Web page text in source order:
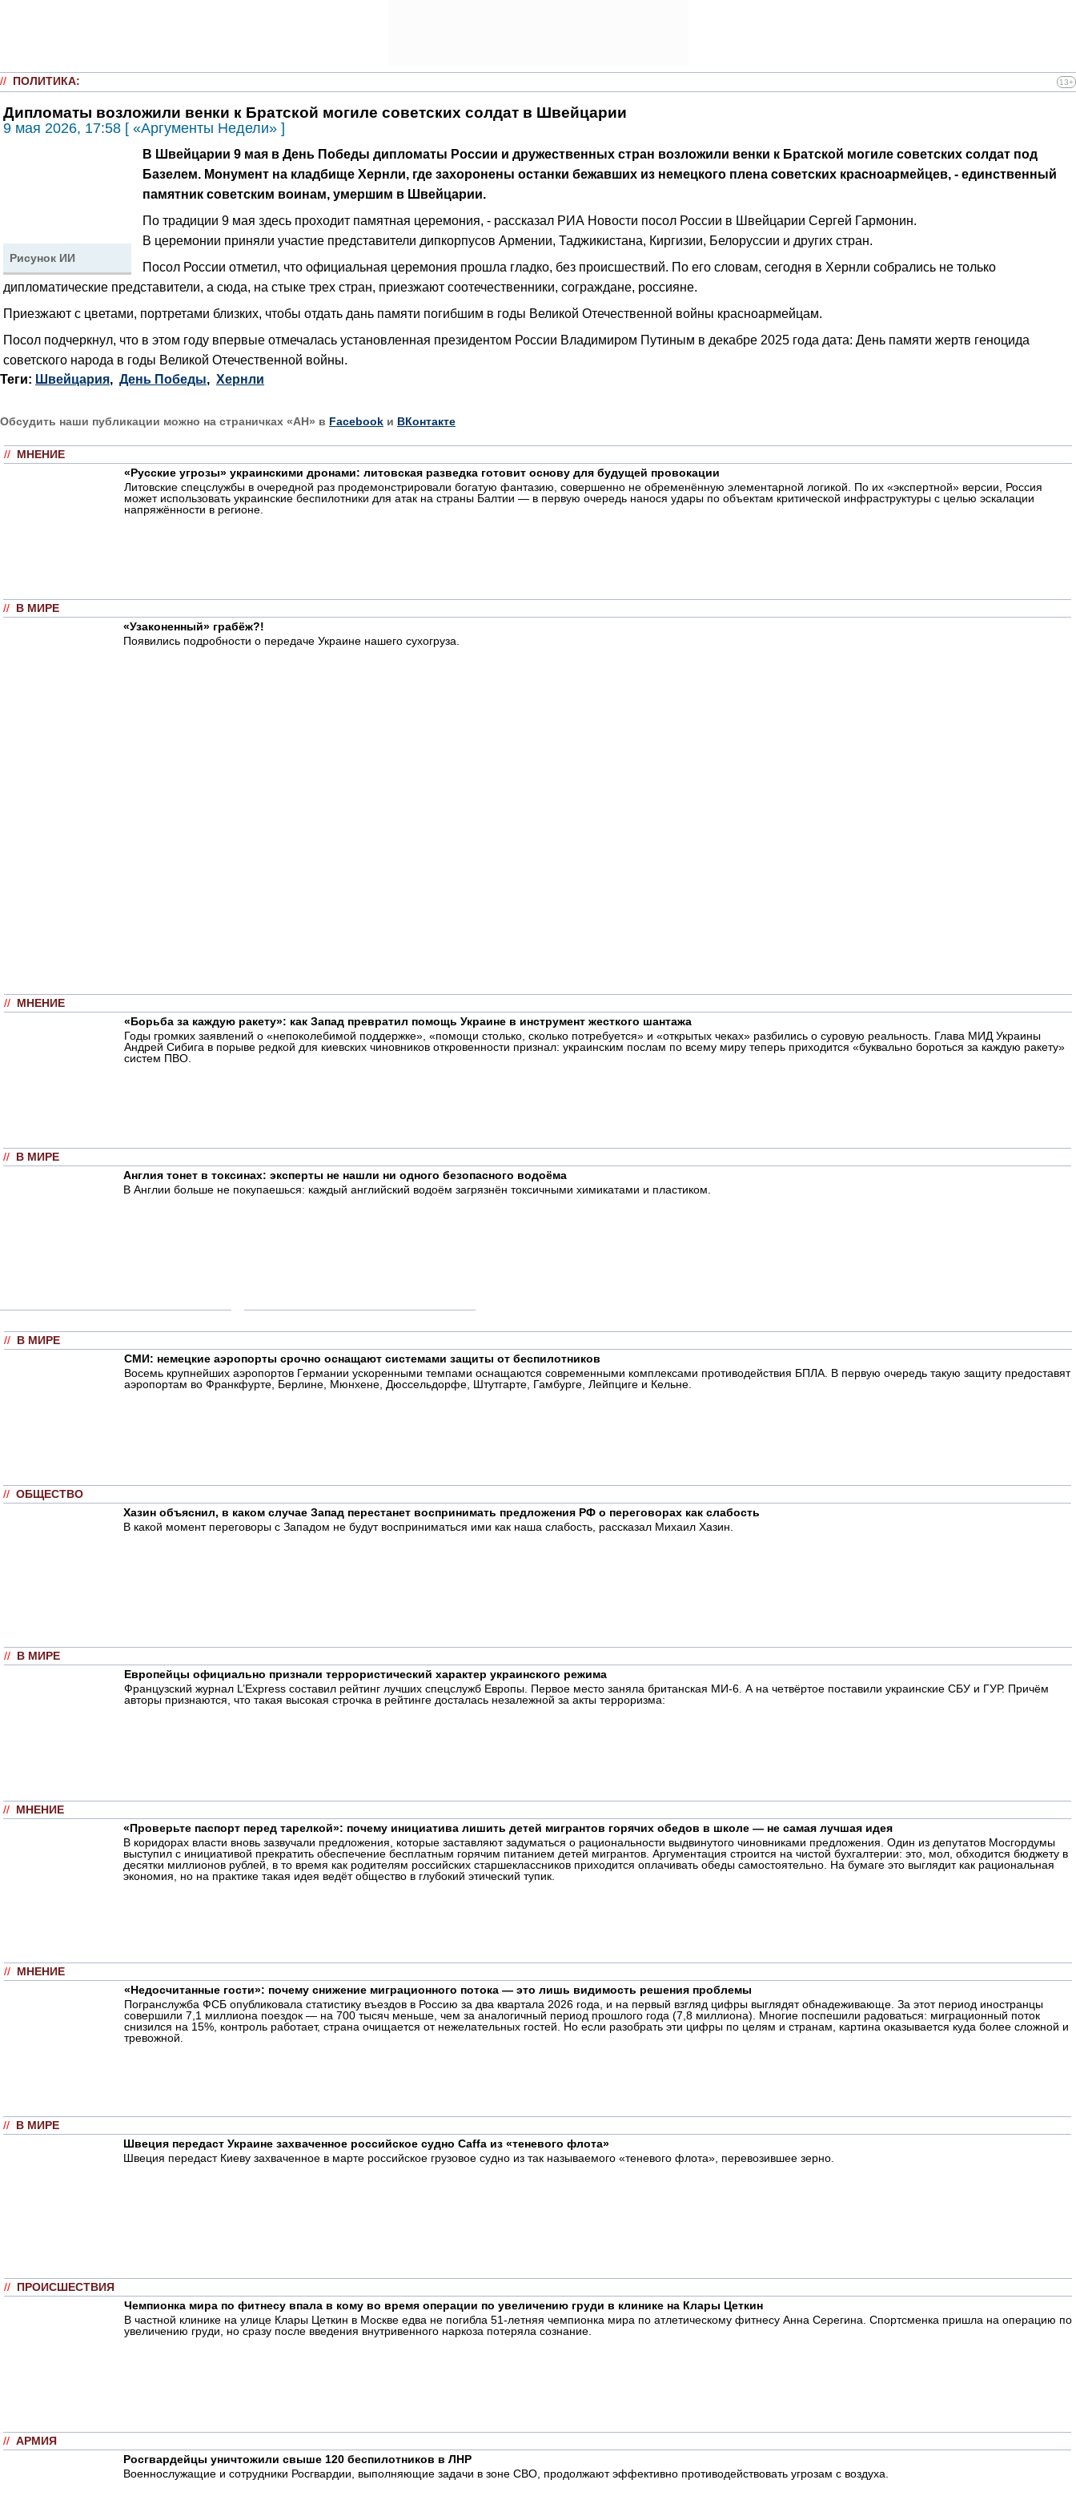
// ПОЛИТИКА: 13+
Дипломаты возложили венки к Братской могиле советских солдат в Швейцарии
9 мая 2026, 17:58 [ «Аргументы Недели» ]
Рисунок ИИ
В Швейцарии 9 мая в День Победы дипломаты России и дружественных стран возложили венки к Братской могиле советских солдат под
Базелем. Монумент на кладбище Хернли, где захоронены останки бежавших из немецкого плена советских красноармейцев, - единственный
памятник советским воинам, умершим в Швейцарии.
По традиции 9 мая здесь проходит памятная церемония, - рассказал РИА Новости посол России в Швейцарии Сергей Гармонин.
В церемонии приняли участие представители дипкорпусов Армении, Таджикистана, Киргизии, Белоруссии и других стран.
Посол России отметил, что официальная церемония прошла гладко, без происшествий. По его словам, сегодня в Хернли собрались не только
дипломатические представители, а сюда, на стыке трех стран, приезжают соотечественники, сограждане, россияне.
Приезжают с цветами, портретами близких, чтобы отдать дань памяти погибшим в годы Великой Отечественной войны красноармейцам.
Посол подчеркнул, что в этом году впервые отмечалась установленная президентом России Владимиром Путиным в декабре 2025 года дата: День памяти жертв геноцида
советского народа в годы Великой Отечественной войны.
Теги: Швейцария, День Победы, Хернли
Обсудить наши публикации можно на страничках «АН» в Facebook и ВКонтакте
// МНЕНИЕ
«Русские угрозы» украинскими дронами: литовская разведка готовит основу для будущей провокации
Литовские спецслужбы в очередной раз продемонстрировали богатую фантазию, совершенно не обременённую элементарной логикой. По их «экспертной» версии, Россия
может использовать украинские беспилотники для атак на страны Балтии — в первую очередь нанося удары по объектам критической инфраструктуры с целью эскалации
напряжённости в регионе.
// В МИРЕ
«Узаконенный» грабёж?!
Появились подробности о передаче Украине нашего сухогруза.
// МНЕНИЕ
«Борьба за каждую ракету»: как Запад превратил помощь Украине в инструмент жесткого шантажа
Годы громких заявлений о «непоколебимой поддержке», «помощи столько, сколько потребуется» и «открытых чеках» разбились о суровую реальность. Глава МИД Украины
Андрей Сибига в порыве редкой для киевских чиновников откровенности признал: украинским послам по всему миру теперь приходится «буквально бороться за каждую ракету»
систем ПВО.
// В МИРЕ
Англия тонет в токсинах: эксперты не нашли ни одного безопасного водоёма
В Англии больше не покупаешься: каждый английский водоём загрязнён токсичными химикатами и пластиком.
// В МИРЕ
СМИ: немецкие аэропорты срочно оснащают системами защиты от беспилотников
Восемь крупнейших аэропортов Германии ускоренными темпами оснащаются современными комплексами противодействия БПЛА. В первую очередь такую защиту предоставят
аэропортам во Франкфурте, Берлине, Мюнхене, Дюссельдорфе, Штутгарте, Гамбурге, Лейпциге и Кельне.
// ОБЩЕСТВО
Хазин объяснил, в каком случае Запад перестанет воспринимать предложения РФ о переговорах как слабость
В какой момент переговоры с Западом не будут восприниматься ими как наша слабость, рассказал Михаил Хазин.
// В МИРЕ
Европейцы официально признали террористический характер украинского режима
Французский журнал L’Express составил рейтинг лучших спецслужб Европы. Первое место заняла британская МИ-6. А на четвёртое поставили украинские СБУ и ГУР. Причём
авторы признаются, что такая высокая строчка в рейтинге досталась незалежной за акты терроризма:
// МНЕНИЕ
«Проверьте паспорт перед тарелкой»: почему инициатива лишить детей мигрантов горячих обедов в школе — не самая лучшая идея
В коридорах власти вновь зазвучали предложения, которые заставляют задуматься о рациональности выдвинутого чиновниками предложения. Один из депутатов Мосгордумы
выступил с инициативой прекратить обеспечение бесплатным горячим питанием детей мигрантов. Аргументация строится на чистой бухгалтерии: это, мол, обходится бюджету в
десятки миллионов рублей, в то время как родителям российских старшеклассников приходится оплачивать обеды самостоятельно. На бумаге это выглядит как рациональная
экономия, но на практике такая идея ведёт общество в глубокий этический тупик.
// МНЕНИЕ
«Недосчитанные гости»: почему снижение миграционного потока — это лишь видимость решения проблемы
Погранслужба ФСБ опубликовала статистику въездов в Россию за два квартала 2026 года, и на первый взгляд цифры выглядят обнадеживающе. За этот период иностранцы
совершили 7,1 миллиона поездок — на 700 тысяч меньше, чем за аналогичный период прошлого года (7,8 миллиона). Многие поспешили радоваться: миграционный поток
снизился на 15%, контроль работает, страна очищается от нежелательных гостей. Но если разобрать эти цифры по целям и странам, картина оказывается куда более сложной и
тревожной.
// В МИРЕ
Швеция передаст Украине захваченное российское судно Caffa из «теневого флота»
Швеция передаст Киеву захваченное в марте российское грузовое судно из так называемого «теневого флота», перевозившее зерно.
// ПРОИСШЕСТВИЯ
Чемпионка мира по фитнесу впала в кому во время операции по увеличению груди в клинике на Клары Цеткин
В частной клинике на улице Клары Цеткин в Москве едва не погибла 51-летняя чемпионка мира по атлетическому фитнесу Анна Серегина. Спортсменка пришла на операцию по
увеличению груди, но сразу после введения внутривенного наркоза потеряла сознание.
// АРМИЯ
Росгвардейцы уничтожили свыше 120 беспилотников в ЛНР
Военнослужащие и сотрудники Росгвардии, выполняющие задачи в зоне СВО, продолжают эффективно противодействовать угрозам с воздуха.